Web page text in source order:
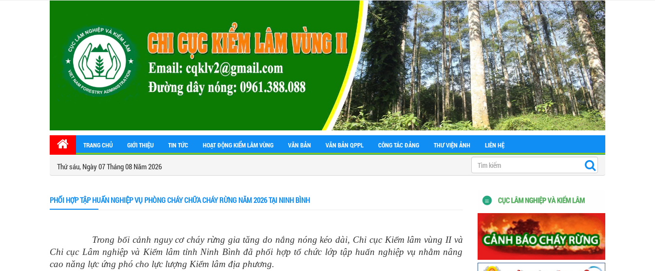
TRANG CHỦ GIỚI THIỆU TIN TỨC HOẠT ĐỘNG KIỂM LÂM VÙNG VĂN BẢN VĂN BẢN QPPL CÔNG TÁC ĐẢNG THƯ VIỆN ẢNH LIÊN HỆ
Thứ sáu, Ngày 07 Tháng 08 Năm 2026
PHỐI HỢP TẬP HUẤN NGHIỆP VỤ PHÒNG CHÁY CHỮA CHÁY RỪNG NĂM 2026 TẠI NINH BÌNH
Trong bối cảnh nguy cơ cháy rừng gia tăng do nắng nóng kéo dài, Chi cục Kiểm lâm vùng II và
Chi cục Lâm nghiệp và Kiểm lâm tỉnh Ninh Bình đã phối hợp tổ chức lớp tập huấn nghiệp vụ nhằm nâng
cao năng lực ứng phó cho lực lượng Kiểm lâm địa phương.